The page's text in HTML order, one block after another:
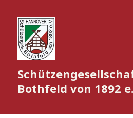
Bothfeld von 1892